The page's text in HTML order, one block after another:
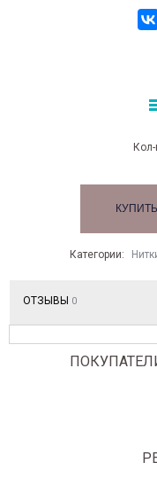
Кол-
Категории:
ОТЗЫВЫ 0